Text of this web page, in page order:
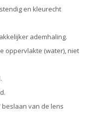
en kleurecht
ademhaling.
oppervlakte (water), niet
beslaan van de lens